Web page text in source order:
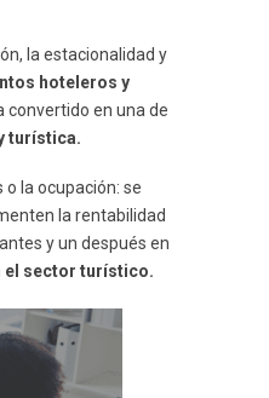
la estacionalidad y
hoteleros y
convertido en una de
turística.
la ocupación: se
la rentabilidad
y un después en
sector turístico.